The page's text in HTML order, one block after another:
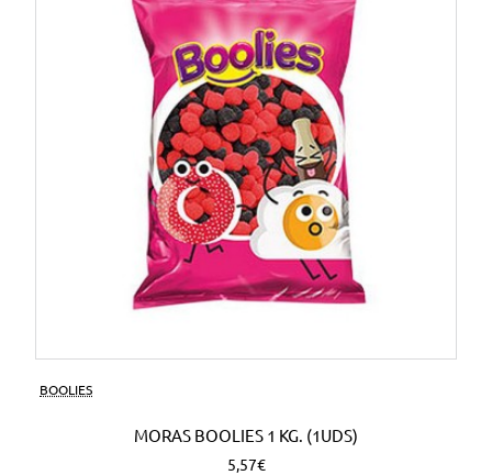
BOOLIES
MORAS BOOLIES 1 KG. (1UDS)
5,57€